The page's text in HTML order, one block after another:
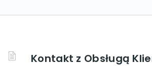
Kontakt z Obsługą